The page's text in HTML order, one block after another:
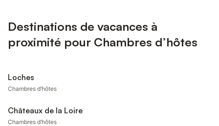
Destinations de vacances à
proximité pour Chambres d’hôtes
Loches
Chambres d’hôtes
Châteaux de la Loire
Chambres d’hôtes